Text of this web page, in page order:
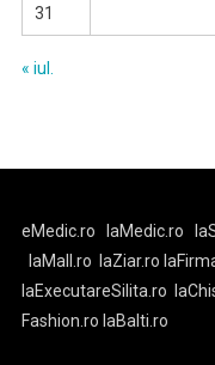
31
« iul.
eMedic.ro laMedic.ro
laMall.ro
laZiar.ro
laExecutareSilita.ro
Fashion.ro laBalti.ro